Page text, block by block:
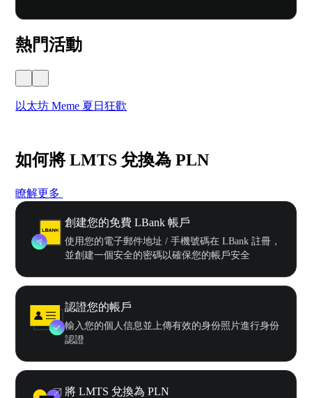
熱門活動
以太坊 Meme 夏日狂歡
如何將 LMTS 兌換為 PLN
瞭解更多
創建您的免費 LBank 帳戶
使用您的電子郵件地址 / 手機號碼在 LBank 註冊，
並創建一個安全的密碼以確保您的帳戶安全
認證您的帳戶
輸入您的個人信息並上傳有效的身份照片進行身份
認證
將 LMTS 兌換為 PLN